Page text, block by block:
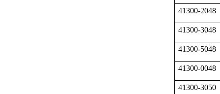
41300-2048
41300-3048
41300-5048
41300-0048
41300-3050